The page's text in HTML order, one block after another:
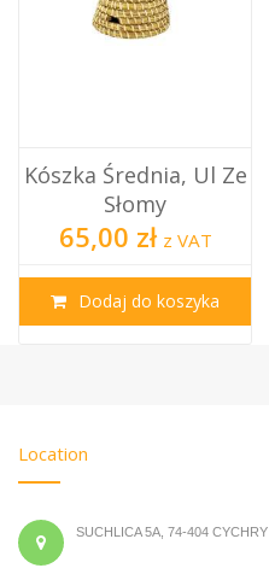
Kószka Średnia, Ul Ze
Słomy
65,00 zł z VAT
Dodaj do koszyka
Location
SUCHLICA 5A, 74-404 CYCHRY